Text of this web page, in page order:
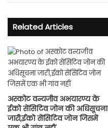
Related Articles
अस्कोट वन्यजीव अभयारण्य के
ईको सेंसिटिव जोन की अधिसूचना
जारी,ईको सेंसिटिव जोन जिसमें